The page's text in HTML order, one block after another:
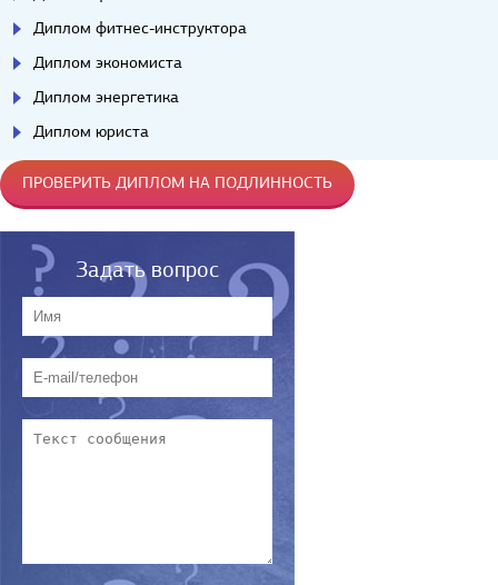
Диплом фитнес-инструктора
Диплом экономиста
Диплом энергетика
Диплом юриста
ПРОВЕРИТЬ ДИПЛОМ НА ПОДЛИННОСТЬ
Задать вопрос